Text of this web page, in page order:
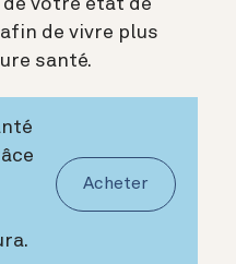
votre état de
de vivre plus
santé.
Acheter